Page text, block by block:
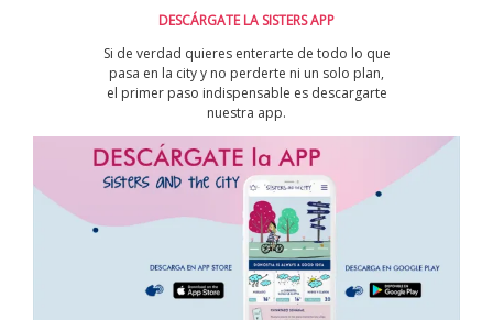
DESCÁRGATE LA SISTERS APP
Si de verdad quieres enterarte de todo lo que
pasa en la city y no perderte ni un solo plan,
el primer paso indispensable es descargarte
nuestra app.